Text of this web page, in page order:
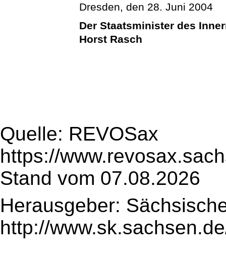
Dresden, den 28. Juni 2004
Der Staatsminister des
Horst Rasch
Quelle: REVOSax
https://
Stand vom 07.08.2026
Herausgeber:
http://